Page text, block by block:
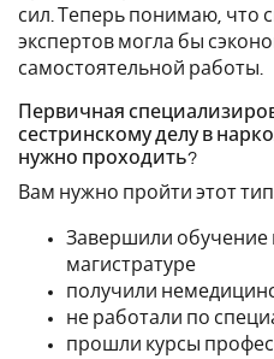
сил. Теперь понимаю, что
экспертов могла бы
самостоятельной работы.
Первичная
сестринскому делу в
нужно проходить?
Вам нужно пройти этот
Завершили обучение
магистратуре
получили
не работали по
прошли курсы